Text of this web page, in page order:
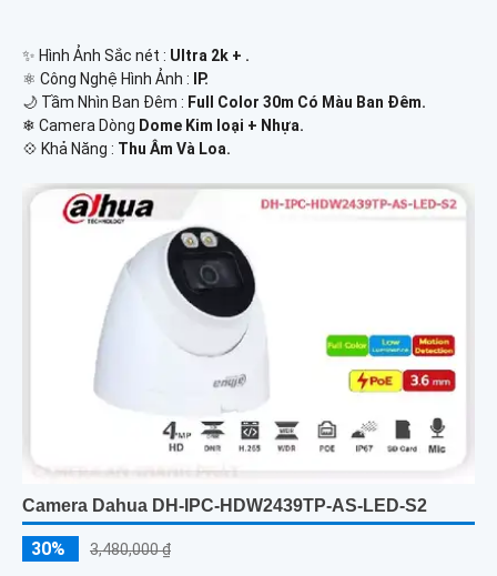
✨ Hình Ảnh Sắc nét : Ultra 2k + .
⚛️ Công Nghệ Hình Ảnh :
IP.
🌙 Tầm Nhìn Ban Đêm : Full Color 30m Có Màu Ban Ðêm.
❄ Camera Dòng Dome Kim loại + Nhựa.
️💠 Khả Năng : Thu Âm Và Loa.
Camera Dahua DH-IPC-HDW2439TP-AS-LED-S2
30% 3,480,000 ₫